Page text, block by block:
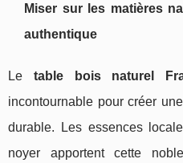
Miser sur les matières
authentique
Le table bois naturel
incontournable pour créer
durable. Les essences
noyer apportent cette